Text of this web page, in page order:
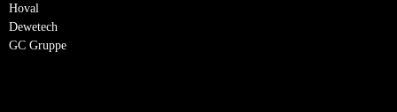
Hoval
Dewetech
GC Gruppe